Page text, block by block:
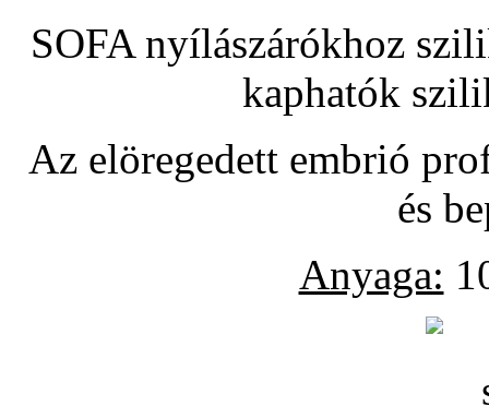
SOFA nyílászárókhoz
kaphatók
Az elöregedett embrió
és
Anyaga: